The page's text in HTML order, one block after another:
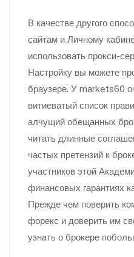
В качестве другого
сайтам и Личному
использовать прокси-
Настройку вы можете
браузере. У markets60
витиеватый список
алчущий обещанных
читать длинные
частых претензий к
участников этой
финансовых гарантиях
Прежде чем поверить
форекс и доверить им
узнать о брокере